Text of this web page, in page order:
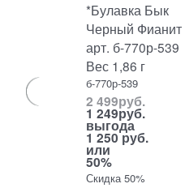
*Булавка Бык
Черный Фианит
арт. б-770р-539
Вес 1,86 г
б-770р-539
2 499руб.
1 249руб.
выгода
1 250 руб.
или
50%
Скидка 50%